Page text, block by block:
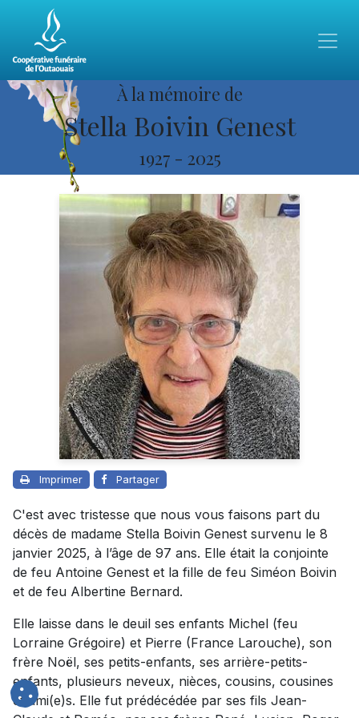
À la mémoire de
Stella Boivin Genest
1927 - 2025
Imprimer Partager
C'est avec tristesse que nous vous faisons part du
décès de madame Stella Boivin Genest survenu le 8
janvier 2025, à l’âge de 97 ans. Elle était la conjointe
de feu Antoine Genest et la fille de feu Siméon Boivin
et de feu Albertine Bernard.
Elle laisse dans le deuil ses enfants Michel (feu
Lorraine Grégoire) et Pierre (France Larouche), son
frère Noël, ses petits-enfants, ses arrière-petits-
enfants, plusieurs neveux, nièces, cousins, cousines
et ami(e)s. Elle fut prédécédée par ses fils Jean-